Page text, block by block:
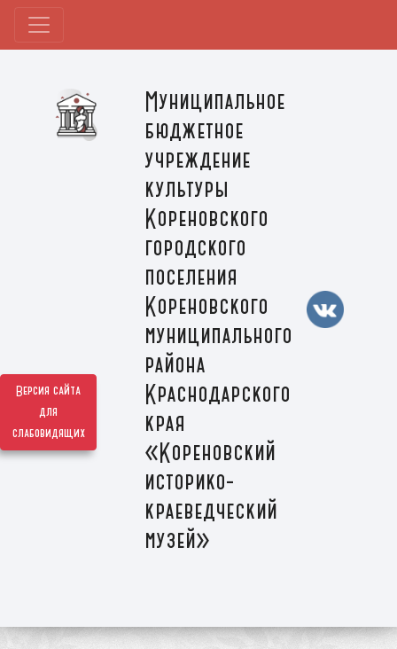
Версия сайта
для
слабовидящих
Муниципальное
бюджетное
учреждение
культуры
Кореновского
городского
поселения
Кореновского
муниципального
района
Краснодарского
края
«Кореновский
историко-
краеведческий
музей»